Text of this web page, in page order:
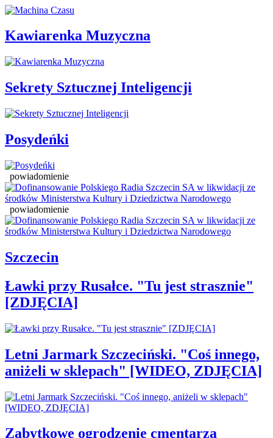
Kawiarenka Muzyczna
Sekrety Sztucznej Inteligencji
Posydeńki
powiadomienie
powiadomienie
Szczecin
Ławki przy Rusałce. "Tu jest strasznie"
[ZDJĘCIA]
Letni Jarmark Szczeciński. "Coś innego,
aniżeli w sklepach" [WIDEO, ZDJĘCIA]
Zabytkowe ogrodzenie cmentarza